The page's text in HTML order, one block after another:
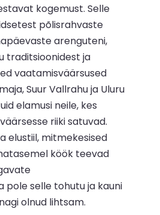
kogemust. Selle
põlisrahvaste
arenguteni,
traditsioonidest ja
vaatamisväärsused
Suur Vallrahu ja Uluru
elamusi neile, kes
riiki satuvad.
elustiil, mitmekesised
köök teevad
pole selle tohutu ja kauni
olnud lihtsam.